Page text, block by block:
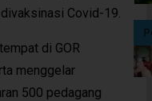
Covid-19.
di GOR
menggelar
500 pedagang